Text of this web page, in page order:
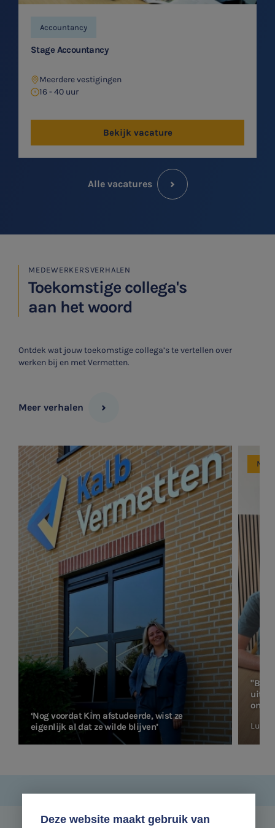
Deze website maakt gebruik van
Accountancy
Stage Accountancy
Meerdere vestigingen
16 - 40 uur
Bekijk vacature
Alle vacatures
MEDEWERKERSVERHALEN
Toekomstige collega's
aan het woord
Ontdek wat jouw toekomstige collega’s te vertellen over
werken bij en met Vermetten.
Meer verhalen
‘Nog voordat Kim afstudeerde, wist ze
eigenlijk al dat ze wilde blijven’
"Bij